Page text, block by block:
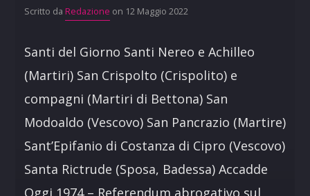
Scritto da Redazione on 12 Maggio 2022
Santi del Giorno Santi Nereo e Achilleo
(Martiri) San Crispolto (Crispolito) e
compagni (Martiri di Bettona) San
Modoaldo (Vescovo) San Pancrazio (Martire)
Sant’Epifanio di Costanza di Cipro (Vescovo)
Santa Rictrude (Sposa, Badessa) Accadde